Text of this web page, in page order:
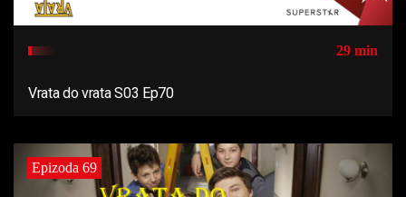
29 min
Vrata do vrata S03 Ep70
Epizoda 69